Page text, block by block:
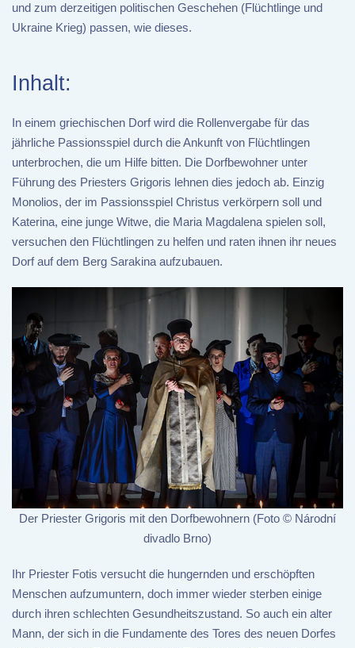
und zum derzeitigen politischen Geschehen (Flüchtlinge und
Ukraine Krieg) passen, wie dieses.
Inhalt:
In einem griechischen Dorf wird die Rollenvergabe für das
jährliche Passionsspiel durch die Ankunft von Flüchtlingen
unterbrochen, die um Hilfe bitten. Die Dorfbewohner unter
Führung des Priesters Grigoris lehnen dies jedoch ab. Einzig
Monolios, der im Passionsspiel Christus verkörpern soll und
Katerina, eine junge Witwe, die Maria Magdalena spielen soll,
versuchen den Flüchtlingen zu helfen und raten ihnen ihr neues
Dorf auf dem Berg Sarakina aufzubauen.
Der Priester Grigoris mit den Dorfbewohnern (Foto © Národní
divadlo Brno)
Ihr Priester Fotis versucht die hungernden und erschöpften
Menschen aufzumuntern, doch immer wieder sterben einige
durch ihren schlechten Gesundheitszustand. So auch ein alter
Mann, der sich in die Fundamente des Tores des neuen Dorfes